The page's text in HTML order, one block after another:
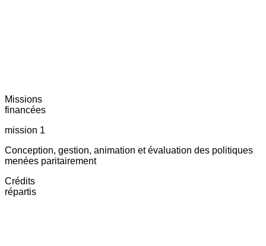
Missions
financées
mission 1
Conception, gestion, animation et évaluation des politiques
menées paritairement
Crédits
répartis